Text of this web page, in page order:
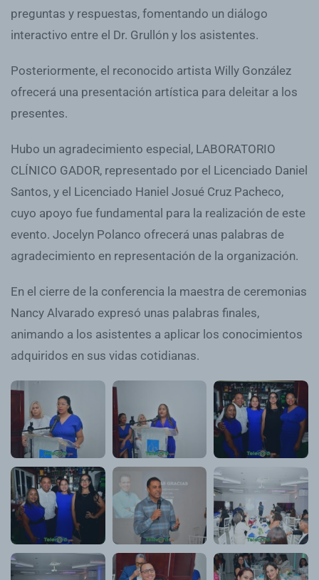
preguntas y respuestas, fomentando un diálogo
interactivo entre el Dr. Grullón y los asistentes.
Posteriormente, el reconocido artista Willy González
ofrecerá una presentación artística para deleitar a los
presentes.
Hubo un agradecimiento especial, LABORATORIO
CLÍNICO GADOR, representado por el Licenciado Daniel
Santos, y el Licenciado Haniel Josué Cruz Pacheco,
cuyo apoyo fue fundamental para la realización de este
evento. Jocelyn Polanco ofrecerá unas palabras de
agradecimiento en representación de la organización.
En el cierre de la conferencia la maestra de ceremonias
Nancy Alvarado expresó unas palabras finales,
animando a los asistentes a aplicar los conocimientos
adquiridos en sus vidas cotidianas.